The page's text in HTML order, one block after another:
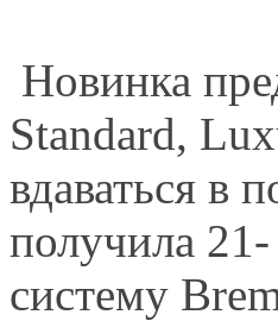
Новинка
Standard,
вдаваться в
получила
систему